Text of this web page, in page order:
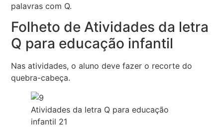
palavras com Q.
Folheto de Atividades da letra
Q para educação infantil
Nas atividades, o aluno deve fazer o recorte do
quebra-cabeça.
Atividades da letra Q para educação
infantil 21